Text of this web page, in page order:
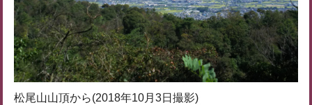
松尾山山頂から(2018年10月3日撮影)